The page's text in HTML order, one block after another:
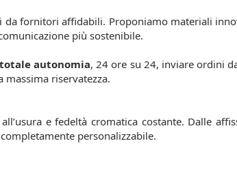
da fornitori affidabili. Proponiamo materiali
più sostenibile.
autonomia, 24 ore su 24, inviare ordini
riservatezza.
e fedeltà cromatica costante. Dalle
personalizzabile.